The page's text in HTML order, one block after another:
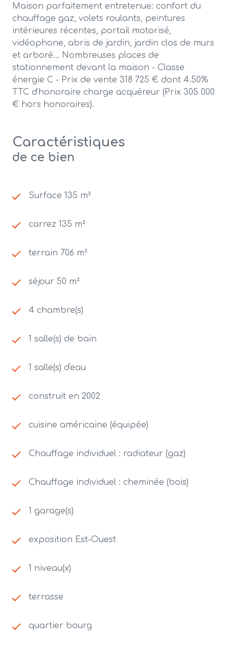
Maison parfaitement entretenue: confort du
chauffage gaz, volets roulants, peintures
intérieures récentes, portail motorisé,
vidéophone, abris de jardin, jardin clos de murs
et arboré... Nombreuses places de
stationnement devant la maison - Classe
énergie C - Prix de vente 318 725 € dont 4.50%
TTC d'honoraire charge acquéreur (Prix 305 000
€ hors honoraires).
Caractéristiques
de ce bien
Surface 135 m²
carrez 135 m²
terrain 706 m²
séjour 50 m²
4 chambre(s)
1 salle(s) de bain
1 salle(s) d'eau
construit en 2002
cuisine américaine (équipée)
Chauffage individuel : radiateur (gaz)
Chauffage individuel : cheminée (bois)
1 garage(s)
exposition Est-Ouest
1 niveau(x)
terrasse
quartier bourg